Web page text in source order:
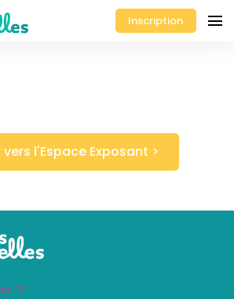
Inscription
vers l'Espace Exposant >
?